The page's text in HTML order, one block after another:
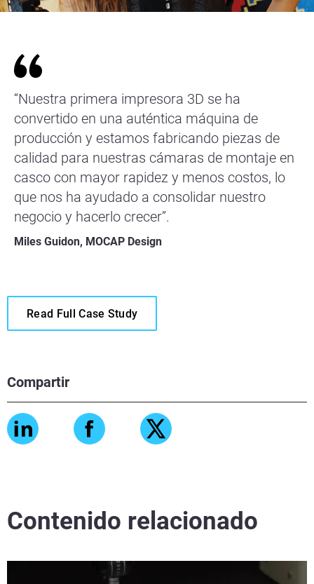
Compartir
“Nuestra primera impresora 3D se ha
convertido en una auténtica máquina de
producción y estamos fabricando piezas de
calidad para nuestras cámaras de montaje en
casco con mayor rapidez y menos costos, lo
que nos ha ayudado a consolidar nuestro
negocio y hacerlo crecer”.
Miles Guidon, MOCAP Design
Read Full Case Study
Contenido relacionado